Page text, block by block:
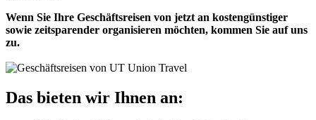
Wenn Sie Ihre Geschäftsreisen von jetzt an kostengünstiger
sowie zeitsparender organisieren möchten, kommen Sie auf uns
zu.
Das bieten wir Ihnen an: